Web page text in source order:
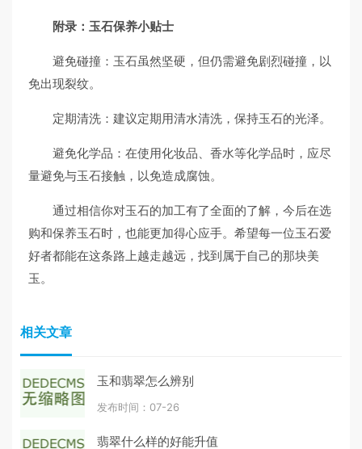
附录：玉石保养小贴士
避免碰撞：玉石虽然坚硬，但仍需避免剧烈碰撞，以
免出现裂纹。
定期清洗：建议定期用清水清洗，保持玉石的光泽。
避免化学品：在使用化妆品、香水等化学品时，应尽
量避免与玉石接触，以免造成腐蚀。
通过相信你对玉石的加工有了全面的了解，今后在选
购和保养玉石时，也能更加得心应手。希望每一位玉石爱
好者都能在这条路上越走越远，找到属于自己的那块美
玉。
相关文章
玉和翡翠怎么辨别
发布时间：07-26
翡翠什么样的好能升值